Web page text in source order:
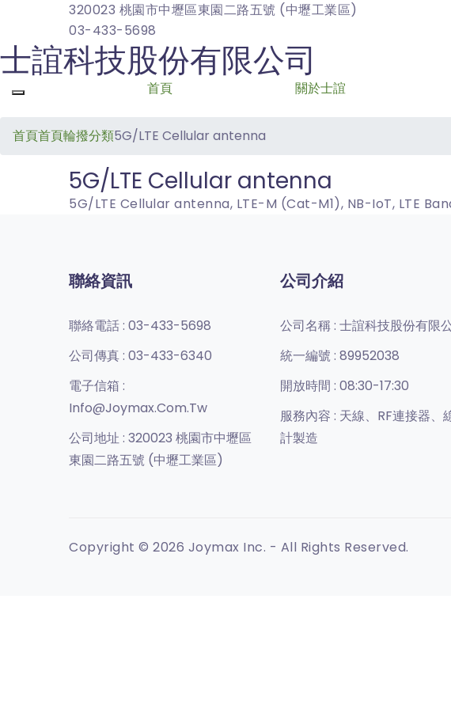
320023 桃園市中壢區東園二路五號 (中壢工業區)
03-433-5698
士誼科技股份有限公司
Toggle navigation
首頁 關於士誼
首頁首頁輪撥分類5G/LTE Cellular antenna
5G/LTE Cellular antenna
5G/LTE Cellular antenna, LTE-M (Cat-M1), NB-IoT, LTE
聯絡資訊
聯絡電話 : 03-433-5698
公司傳真 : 03-433-6340
電子信箱 :
Info@joymax.com.tw
公司地址 : 320023 桃園市中壢區
東園二路五號 (中壢工業區)
公司介紹
公司名稱 : 士誼科技股份有限
統一編號 : 89952038
開放時間 : 08:30-17:30
服務內容 : 天線、RF連接器、
計製造
Copyright © 2026 Joymax Inc. - All Rights Reserved.